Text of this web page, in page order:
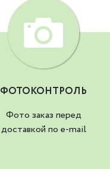
ФОТОКОНТРОЛЬ
Фото заказ перед
доставкой по e-mail